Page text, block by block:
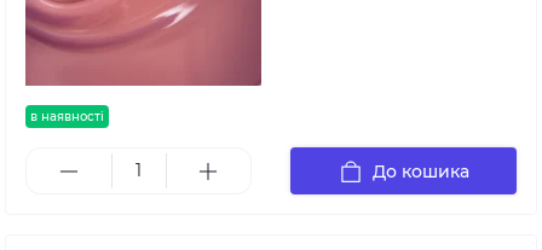
в наявності
До кошика